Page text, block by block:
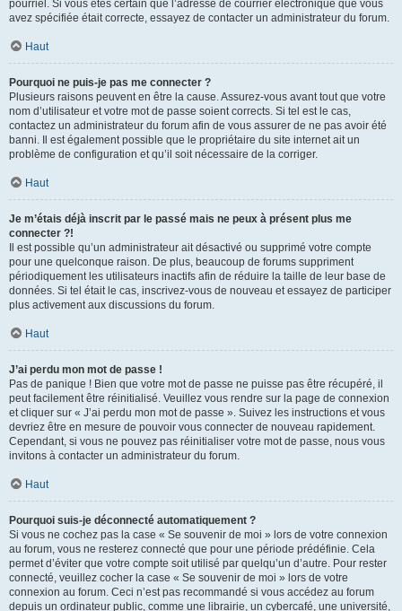
pourriel. Si vous êtes certain que l’adresse de courrier électronique que vous
avez spécifiée était correcte, essayez de contacter un administrateur du forum.
Haut
Pourquoi ne puis-je pas me connecter ?
Plusieurs raisons peuvent en être la cause. Assurez-vous avant tout que votre
nom d’utilisateur et votre mot de passe soient corrects. Si tel est le cas,
contactez un administrateur du forum afin de vous assurer de ne pas avoir été
banni. Il est également possible que le propriétaire du site internet ait un
problème de configuration et qu’il soit nécessaire de la corriger.
Haut
Je m’étais déjà inscrit par le passé mais ne peux à présent plus me
connecter ?!
Il est possible qu’un administrateur ait désactivé ou supprimé votre compte
pour une quelconque raison. De plus, beaucoup de forums suppriment
périodiquement les utilisateurs inactifs afin de réduire la taille de leur base de
données. Si tel était le cas, inscrivez-vous de nouveau et essayez de participer
plus activement aux discussions du forum.
Haut
J’ai perdu mon mot de passe !
Pas de panique ! Bien que votre mot de passe ne puisse pas être récupéré, il
peut facilement être réinitialisé. Veuillez vous rendre sur la page de connexion
et cliquer sur « J’ai perdu mon mot de passe ». Suivez les instructions et vous
devriez être en mesure de pouvoir vous connecter de nouveau rapidement.
Cependant, si vous ne pouvez pas réinitialiser votre mot de passe, nous vous
invitons à contacter un administrateur du forum.
Haut
Pourquoi suis-je déconnecté automatiquement ?
Si vous ne cochez pas la case « Se souvenir de moi » lors de votre connexion
au forum, vous ne resterez connecté que pour une période prédéfinie. Cela
permet d’éviter que votre compte soit utilisé par quelqu’un d’autre. Pour rester
connecté, veuillez cocher la case « Se souvenir de moi » lors de votre
connexion au forum. Ceci n’est pas recommandé si vous accédez au forum
depuis un ordinateur public, comme une librairie, un cybercafé, une université,